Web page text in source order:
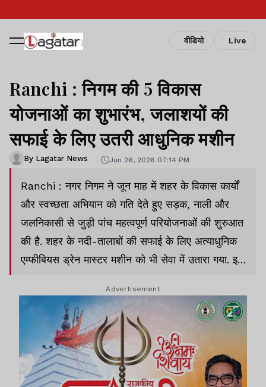
वीडियो Live
Ranchi : निगम की 5 विकास
योजनाओं का शुभारंभ, जलाशयों की
सफाई के लिए उतरी आधुनिक मशीन
By Lagatar News Jun 26, 2026 07:14 PM
Ranchi : नगर निगम ने जून माह में शहर के विकास कार्यों
और स्वच्छता अभियान को गति देते हुए सड़क, नाली और
जलनिकासी से जुड़ी पांच महत्वपूर्ण परियोजनाओं की शुरुआत
की है. शहर के नदी-तालाबों की सफाई के लिए अत्याधुनिक
एम्फीबियस ड्रेन मास्टर मशीन को भी सेवा में उतारा गया. इस
रखने में सहयोग की अपील की.
Advertisement